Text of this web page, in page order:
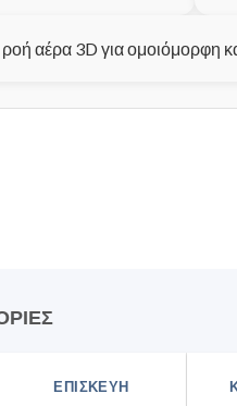
αέρα 3D για ομοιόμορφη
ΕΠΙΣΚΕΥΗ